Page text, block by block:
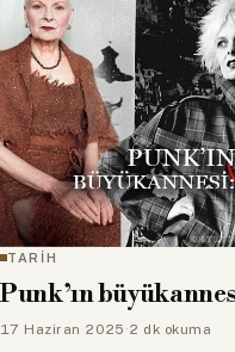
TARİH
Punk’ın
17 Haziran 2025 ·2 dk okuma